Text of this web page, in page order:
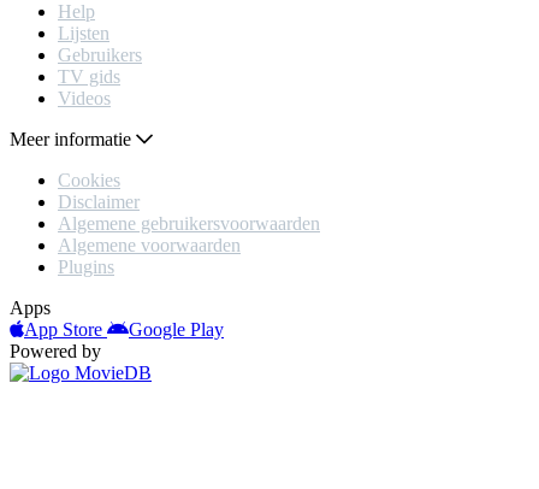
Help
Lijsten
Gebruikers
TV gids
Videos
Meer informatie
Cookies
Disclaimer
Algemene gebruikersvoorwaarden
Algemene voorwaarden
Plugins
Apps
App Store
Google Play
Powered by